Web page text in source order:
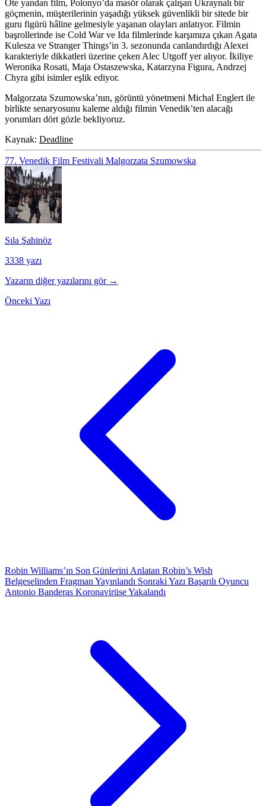
Öte yandan film, Polonyo’da masör olarak çalışan Ukraynalı bir
göçmenin, müşterilerinin yaşadığı yüksek güvenlikli bir sitede bir
guru figürü hâline gelmesiyle yaşanan olayları anlatıyor. Filmin
başrollerinde ise Cold War ve Ida filmlerinde karşımıza çıkan Agata
Kulesza ve Stranger Things’in 3. sezonunda canlandırdığı Alexei
karakteriyle dikkatleri üzerine çeken Alec Utgoffyer alıyor. İkiliye
Weronika Rosati, Maja Ostaszewska, Katarzyna Figura, Andrzej
Chyra gibi isimler eşlik ediyor.
Malgorzata Szumowska’nın, görüntü yönetmeni Michal Englert ile
birlikte senaryosunu kaleme aldığı filmin Venedik’ten alacağı
yorumları dört gözle bekliyoruz.
Kaynak: Deadline
77. Venedik Film Festivali Malgorzata Szumowska
Sıla Şahinöz
3338 yazı
Yazarın diğer yazılarını gör →
Önceki Yazı
Robin Williams’ın Son Günlerini Anlatan Robin’s Wish
Belgeselinden Fragman Yayınlandı Sonraki Yazı Başarılı Oyuncu
Antonio Banderas Koronavirüse Yakalandı